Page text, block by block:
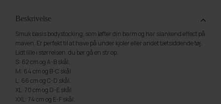
Beskrivelse
Smuk basis bodystocking, som løfter din barm og har slankend effect på
maven. Er perfekt til at have på under kjoler eller andet tætsiddende tøj.
Lidt lille i størrelsen, du bør gå en str op.
S: 62 cm og A-B skål.
M: 64 cm og B-C skål.
L: 66 cm og C-D skål.
XL: 70 cm og D-E skål.
XXL: 74 cm og E-F skål.